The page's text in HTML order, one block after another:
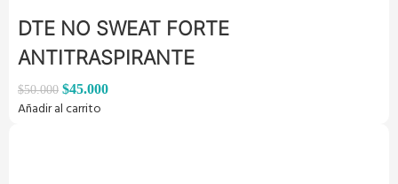
DTE NO SWEAT FORTE
ANTITRASPIRANTE
$50.000 $45.000
Añadir al carrito